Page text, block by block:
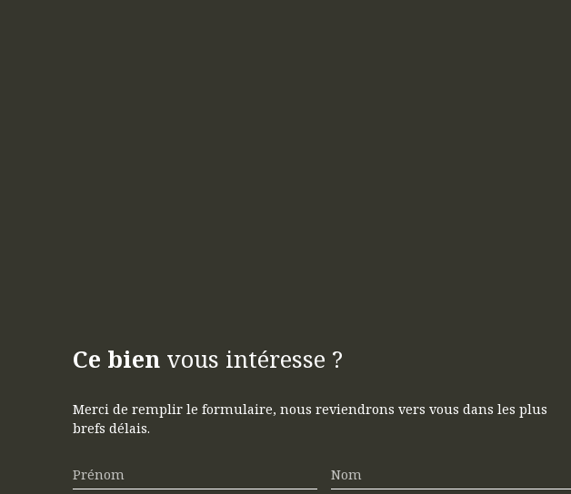
Ce bien vous intéresse ?
Merci de remplir le formulaire, nous reviendrons vers vous dans les plus
brefs délais.
Prénom Nom